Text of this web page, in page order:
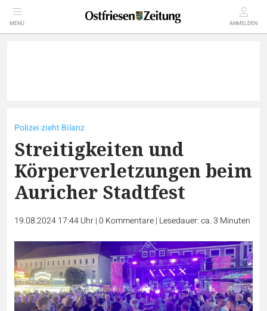
MENÜ ANMELDEN
Polizei zieht Bilanz
Streitigkeiten und
Körperverletzungen beim
Auricher Stadtfest
19.08.2024 17:44 Uhr|0 Kommentare| Lesedauer: ca. 3 Minuten